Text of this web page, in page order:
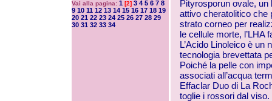
Vai alla pagina: 1 [2] 3 4 5 6 7 8
9 10 11 12 13 14 15 16 17 18 19
20 21 22 23 24 25 26 27 28 29
30 31 32 33 34
Pityrosporun ovale, un
attivo cheratolitico che
strato corneo per
le cellule morte, l’LHA
L’Acido Linoleico è un
tecnologia brevettata
Poiché la pelle con
associati all’acqua
Effaclar Duo di La
toglie i rossori dal